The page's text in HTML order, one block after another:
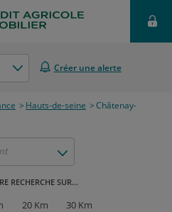
Créer une alerte
Hauts-de-seine
Châtenay-
RECHERCHE SUR...
20 Km 30 Km